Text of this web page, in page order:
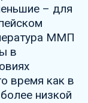
– для
ММП
в
время как в
низкой